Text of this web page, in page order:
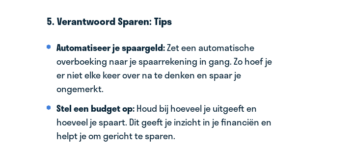
5. Verantwoord Sparen: Tips
Automatiseer je spaargeld:Zet een automatische
overboeking naar je spaarrekening in gang. Zo hoef je
er niet elke keer over na te denken en spaar je
ongemerkt.
Stel een budget op:Houd bij hoeveel je uitgeeft en
hoeveel je spaart. Dit geeft je inzicht in je financiën en
helpt je om gericht te sparen.